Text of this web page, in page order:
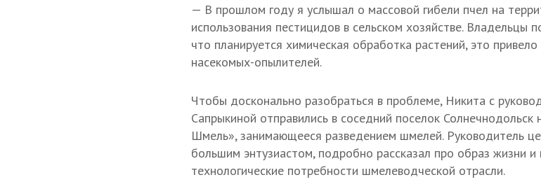
— В прошлом году я услышал о массовой гибели пчел на
использования пестицидов в сельском хозяйстве. Владельцы
что планируется химическая обработка растений, это
насекомых-опылителей.
Чтобы досконально разобраться в проблеме, Никита с
Сапрыкиной отправились в соседний поселок
Шмель», занимающееся разведением шмелей. Руководитель
большим энтузиастом, подробно рассказал про образ жизни
технологические потребности шмелеводческой отрасли.